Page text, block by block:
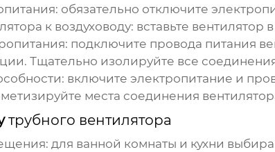
: обязательно отключите
к воздуховоду: вставьте вентилятор
: подключите провода питания
Тщательно изолируйте все
: включите электропитание и
места соединения
трубного вентилятора
: для ванной комнаты и кухни